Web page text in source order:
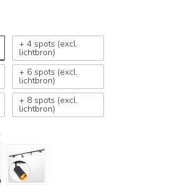
+ 4 spots (excl.
lichtbron)
+ 6 spots (excl.
lichtbron)
+ 8 spots (excl.
lichtbron)